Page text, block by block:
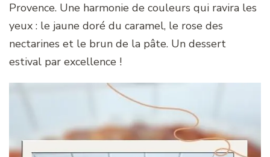
Provence. Une harmonie de couleurs qui ravira les
yeux : le jaune doré du caramel, le rose des
nectarines et le brun de la pâte. Un dessert
estival par excellence !